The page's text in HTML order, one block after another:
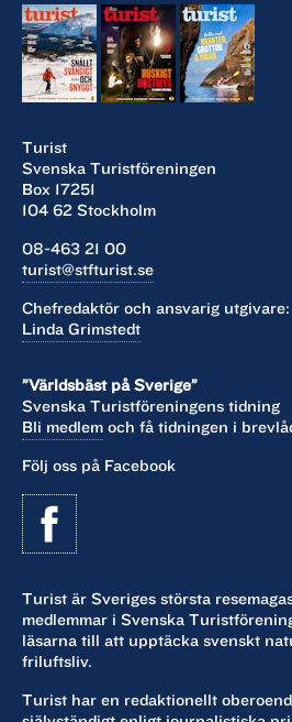
Turist
Svenska Turistföreningen
Box 17251
104 62 Stockholm
08-463 21 00
turist@stfturist.se
Chefredaktör och ansvarig utgivare:
Linda Grimstedt
”Världsbäst på Sverige”
Svenska Turistföreningens tidning
Bli medlem och få tidningen i
Följ oss på Facebook
Turist är Sveriges största
medlemmar i Svenska
läsarna till att upptäcka svenskt
friluftsliv.
Turist har en redaktionellt